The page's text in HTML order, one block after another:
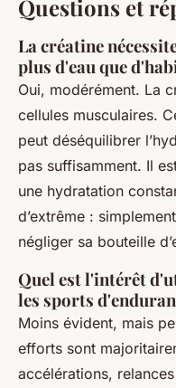
Questions et
La créatine
plus d'eau que
Oui, modérément. La
cellules musculaires.
peut déséquilibrer
pas suffisamment. Il
une hydratation
d’extrême :
négliger sa bouteille
Quel est l'intérêt
les sports
Moins évident, mais
efforts sont
accélérations,